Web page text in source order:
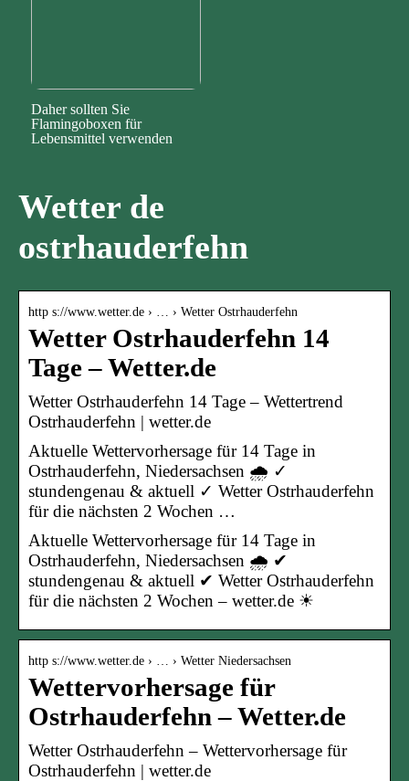
Daher sollten Sie
Flamingoboxen für
Lebensmittel verwenden
Wetter de
ostrhauderfehn
http s://www.wetter.de › … › Wetter Ostrhauderfehn
Wetter Ostrhauderfehn 14
Tage – Wetter.de
Wetter Ostrhauderfehn 14 Tage – Wettertrend
Ostrhauderfehn | wetter.de
Aktuelle Wettervorhersage für 14 Tage in
Ostrhauderfehn, Niedersachsen 🌧️ ✓
stundengenau & aktuell ✓ Wetter Ostrhauderfehn
für die nächsten 2 Wochen …
Aktuelle Wettervorhersage für 14 Tage in
Ostrhauderfehn, Niedersachsen 🌧️ ✔
stundengenau & aktuell ✔ Wetter Ostrhauderfehn
für die nächsten 2 Wochen – wetter.de ☀
http s://www.wetter.de › … › Wetter Niedersachsen
Wettervorhersage für
Ostrhauderfehn – Wetter.de
Wetter Ostrhauderfehn – Wettervorhersage für
Ostrhauderfehn | wetter.de